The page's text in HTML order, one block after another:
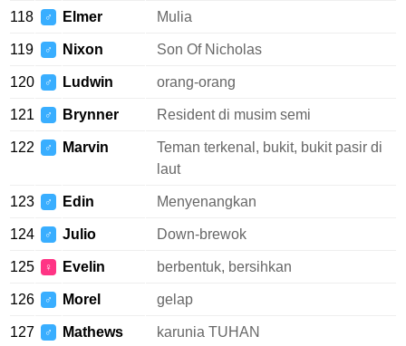
118 ♂ Elmer Mulia
119 ♂ Nixon Son Of Nicholas
120 ♂ Ludwin orang-orang
121 ♂ Brynner Resident di musim semi
122 ♂ Marvin
Teman terkenal, bukit, bukit pasir di
laut
123 ♂ Edin Menyenangkan
124 ♂ Julio Down-brewok
125 ♀ Evelin berbentuk, bersihkan
126 ♂ Morel gelap
127 ♂ Mathews karunia TUHAN